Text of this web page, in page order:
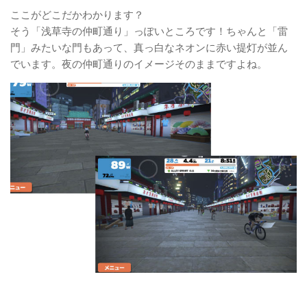
ここがどこだかわかります？
そう「浅草寺の仲町通り」っぽいところです！ちゃんと「雷
門」みたいな門もあって、真っ白なネオンに赤い提灯が並ん
でいます。夜の仲町通りのイメージそのままですよね。